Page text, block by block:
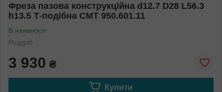
Фреза пазова конструкційна d12.7 D28 L56.3
h13.5 Т-подібна СМТ 950.601.11
В наявності
Роздріб
3 930 ₴
Купити